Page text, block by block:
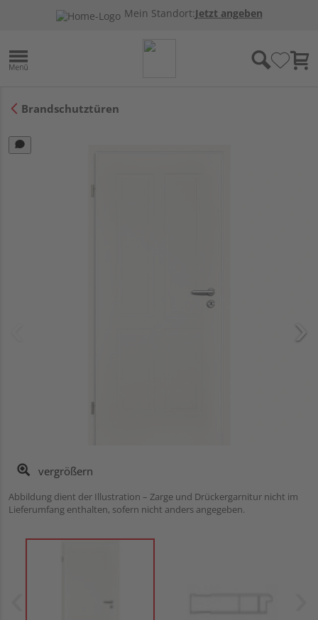
Mein Standort:Jetzt angeben
Brandschutztüren
vergrößern
Abbildung dient der Illustration – Zarge und Drückergarnitur nicht im
Lieferumfang enthalten, sofern nicht anders angegeben.